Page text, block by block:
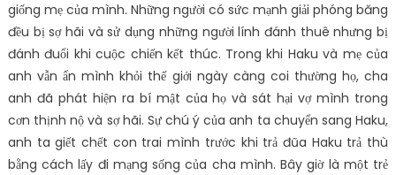
giống mẹ của mình. Những người có sức mạnh giải phóng băng
đều bị sợ hãi và sử dụng những người lính đánh thuê nhưng bị
đánh đuổi khi cuộc chiến kết thúc. Trong khi Haku và mẹ của
anh vẫn ẩn mình khỏi thế giới ngày càng coi thường họ, cha
anh đã phát hiện ra bí mật của họ và sát hại vợ mình trong
cơn thịnh nộ và sợ hãi. Sự chú ý của anh ta chuyển sang Haku,
anh ta giết chết con trai mình trước khi trả đũa Haku trả thù
bằng cách lấy đi mạng sống của cha mình. Bây giờ là một trẻ